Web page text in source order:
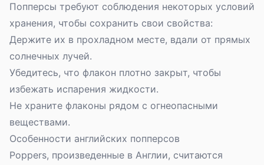
Попперсы требуют соблюдения некоторых условий
хранения, чтобы сохранить свои свойства:
Держите их в прохладном месте, вдали от прямых
солнечных лучей.
Убедитесь, что флакон плотно закрыт, чтобы
избежать испарения жидкости.
Не храните флаконы рядом с огнеопасными
веществами.
Особенности английских попперсов
Poppers, произведенные в Англии, считаются